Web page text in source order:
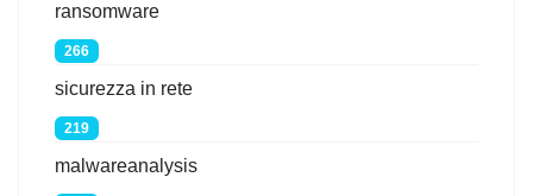
ransomware
266
sicurezza in rete
219
malwareanalysis